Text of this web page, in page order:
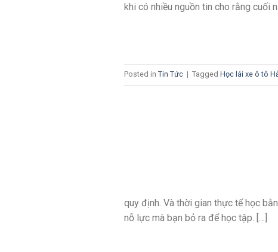
khi có nhiều nguồn tin cho rằng cuối
Posted in Tin Tức | Tagged Học lái xe ô tô
quy định. Và thời gian thực tế học
nỗ lực mà bạn bỏ ra để học tập. […]